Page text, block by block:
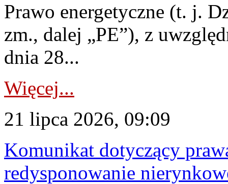
Prawo energetyczne (t. j.
zm., dalej „PE”), z
dnia 28...
Więcej...
21 lipca 2026, 09:09
Komunikat dotyczący
redysponowanie